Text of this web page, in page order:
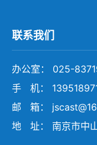
联系我们
办公室： 025-
手 机：
邮 箱：
地 址： 南京市中